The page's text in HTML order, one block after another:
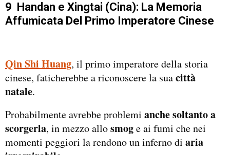
9 Handan e Xingtai (Cina): La Memoria
Affumicata Del Primo Imperatore Cinese
Qin Shi Huang, il primo imperatore della storia
cinese, faticherebbe a riconoscere la suacittà
natale.
Probabilmente avrebbe problemi anche soltanto a
scorgerla, in mezzo allosmoge ai fumi che nei
momenti peggiori la rendono un inferno di aria